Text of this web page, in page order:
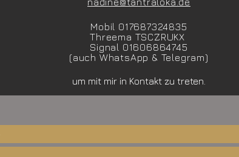
Mobil 017687324835
Threema TSCZRUKX
Signal 01606864745
(auch WhatsApp & Telegram)
um mit mir in Kontakt zu treten.